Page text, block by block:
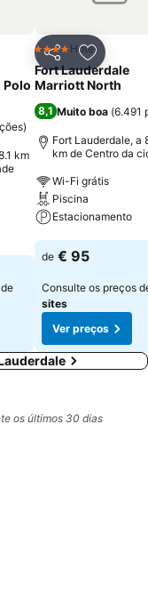
aos favoritos
Polo
)
km
Partilhar
4 EstrelasHotel
Fort Lauderdale
Marriott North
8,1 Muito boa (6.491
Fort Lauderdale, a
km de Centro da
Wi-Fi grátis
Piscina
Estacionamento
Ver preços
de € 95
Consulte os preços
sites
Ver preços
os últimos 30 dias